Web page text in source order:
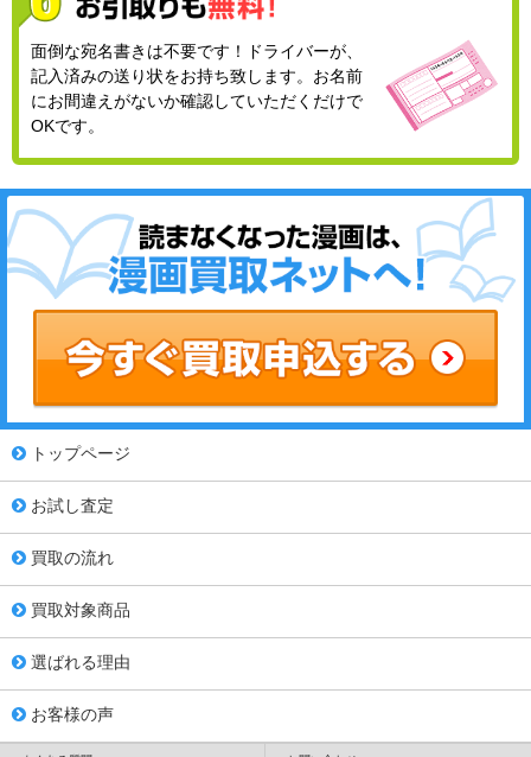
面倒な宛名書きは不要です！ドライバーが、
記入済みの送り状をお持ち致します。お名前
にお間違えがないか確認していただくだけで
OKです。
トップページ
お試し査定
買取の流れ
買取対象商品
選ばれる理由
お客様の声